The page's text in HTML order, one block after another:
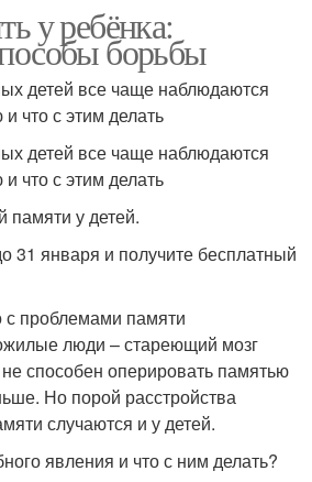
у ребёнка:
борьбы
детей все чаще наблюдаются
что с этим делать
детей все чаще наблюдаются
что с этим делать
памяти у детей.
31 января и получите бесплатный
с проблемами памяти
люди – стареющий мозг
способен оперировать памятью
Но порой расстройства
случаются и у детей.
явления и что с ним делать?